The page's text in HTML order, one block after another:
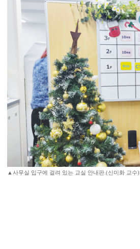
▲사무실 입구에 걸려 있는 교실 안내판.(신미화 교수)